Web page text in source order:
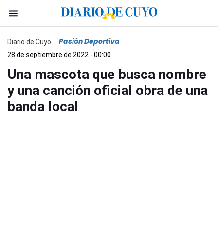
Diario de Cuyo Pasión Deportiva
28 de septiembre de 2022 - 00:00
Una mascota que busca nombre
y una canción oficial obra de una
banda local